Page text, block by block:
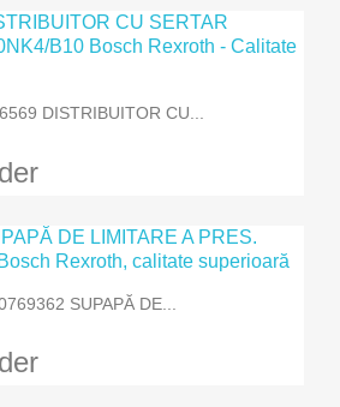
DISTRIBUITOR CU...
SUPAPĂ DE...